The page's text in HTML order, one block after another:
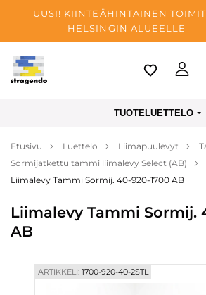
UUSI! KIINTEÄHINTAINEN
HELSINGIN ALUEELLE
Tallinn
Maksu
Yrityksen
Blogi
Yhteystiedot
TUOTELUETTELO
Etusivu Luettelo Liimapuulevyt
Sormijatkettu tammi liimalevy Select (AB)
Liimalevy Tammi Sormij. 40-920-1700 AB
Liimalevy Tammi Sormij.
AB
ARTIKKELI:1700-920-40-2STL